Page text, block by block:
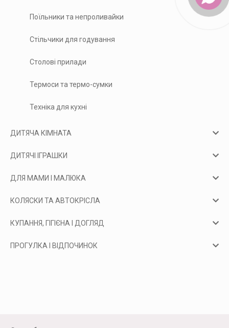
Поїльники та непроливайки
Стільчики для годування
Столові прилади
Термоси та термо-сумки
Техніка для кухні
ДИТЯЧА КІМНАТА
ДИТЯЧІ ІГРАШКИ
ДЛЯ МАМИ І МАЛЮКА
КОЛЯСКИ ТА АВТОКРІСЛА
КУПАННЯ, ГІГІЄНА І ДОГЛЯД
ПРОГУЛКА І ВІДПОЧИНОК